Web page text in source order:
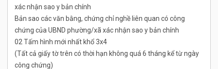
xác nhận sao y bản chính
Bản sao các văn bằng, chứng chỉ nghề liên quan có công
chứng của UBND phường/xã xác nhận sao y bản chính
02 Tấm hình mới nhất khổ 3x4
(Tất cả giấy tờ trên có thời hạn không quá 6 tháng kể từ ngày
công chứng)